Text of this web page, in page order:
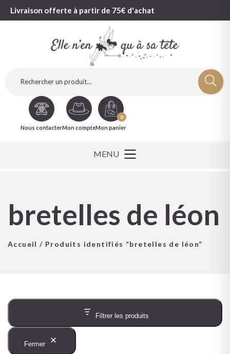
Livraison offerte à partir de 75€ d'achat
Nous contacterMon compte
0
Mon panier
bretelles de léon
Accueil / Produits identifiés “bretelles de léon”
Filtrer les produits
Fermer